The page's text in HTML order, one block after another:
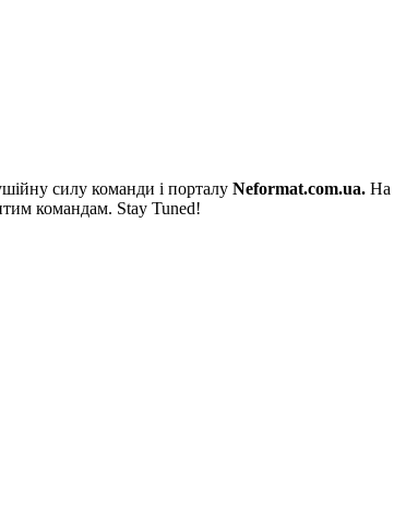
силу команди і порталу Neformat.com.ua. На
командам. Stay Tuned!